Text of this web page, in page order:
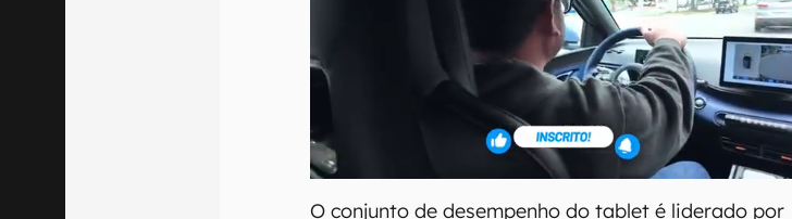
O conjunto de desempenho do tablet é liderado por